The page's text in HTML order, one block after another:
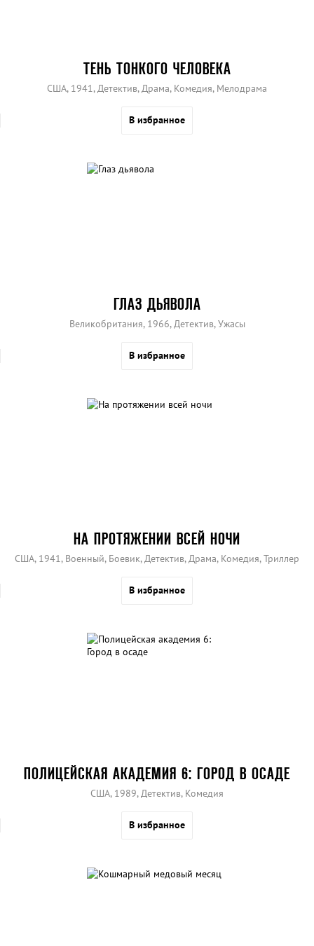
ТЕНЬ ТОНКОГО ЧЕЛОВЕКА
США, 1941, Детектив, Драма, Комедия, Мелодрама
В избранное
ГЛАЗ ДЬЯВОЛА
Великобритания, 1966, Детектив, Ужасы
В избранное
НА ПРОТЯЖЕНИИ ВСЕЙ НОЧИ
США, 1941, Военный, Боевик, Детектив, Драма, Комедия, Триллер
В избранное
ПОЛИЦЕЙСКАЯ АКАДЕМИЯ 6: ГОРОД В ОСАДЕ
США, 1989, Детектив, Комедия
В избранное